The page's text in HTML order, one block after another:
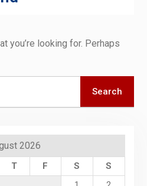
you’re looking for. Perhaps
Search
2026
T F S
S